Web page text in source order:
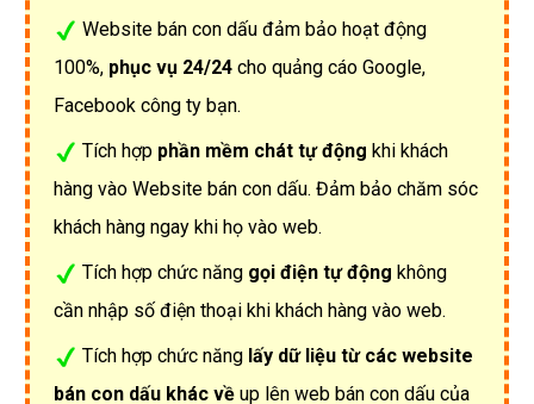
Website bán con dấu đảm bảo hoạt động
100%, phục vụ 24/24 cho quảng cáo Google,
Facebook công ty bạn.
Tích hợp phần mềm chát tự động khi khách
hàng vào Website bán con dấu. Đảm bảo chăm sóc
khách hàng ngay khi họ vào web.
Tích hợp chức năng gọi điện tự động không
cần nhập số điện thoại khi khách hàng vào web.
Tích hợp chức năng lấy dữ liệu từ các website
bán con dấu khác về up lên web bán con dấu của